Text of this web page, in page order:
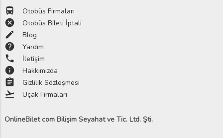
directions_bus Otobüs Firmaları
cancel Otobüs Bileti İptali
edit Blog
help Yardım
phone İletişim
info Hakkımızda
assignment Gizlilik Sözleşmesi
flight_takeoff Uçak Firmaları
OnlineBilet com Bilişim Seyahat ve Tic. Ltd. Şti.